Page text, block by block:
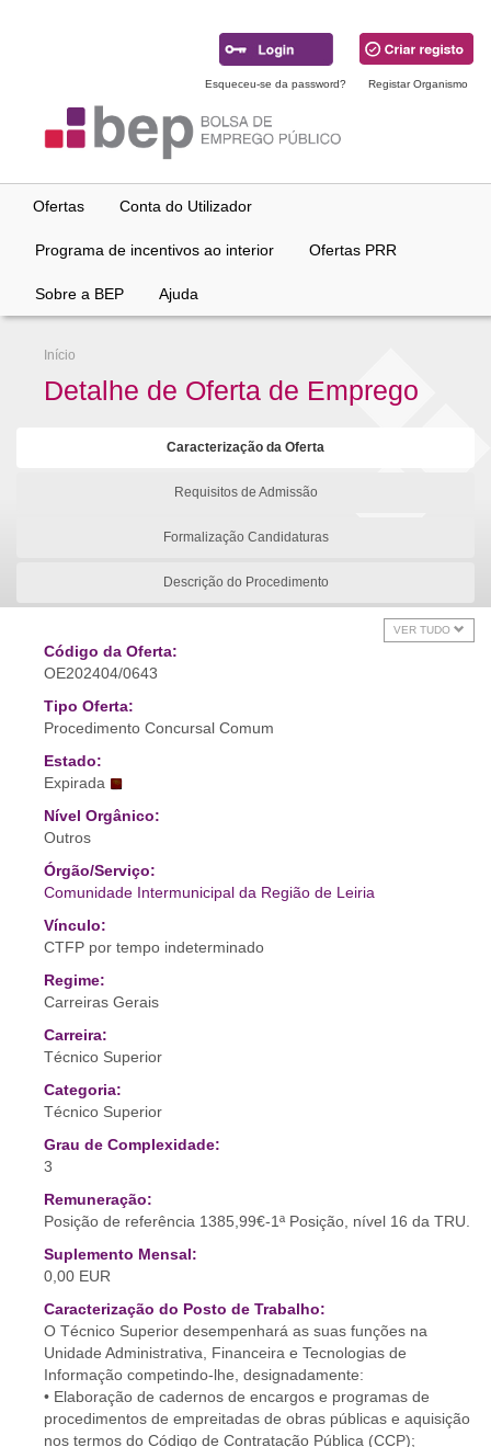
Esqueceu-se da password? Registar Organismo
Ofertas Conta do Utilizador
Programa de incentivos ao interior Ofertas PRR
Sobre a BEP Ajuda
Início
Detalhe de Oferta de Emprego
Caracterização da Oferta
Requisitos de Admissão
Formalização Candidaturas
Descrição do Procedimento
VER TUDO
Código da Oferta:
OE202404/0643
Tipo Oferta:
Procedimento Concursal Comum
Estado:
Expirada
Nível Orgânico:
Outros
Órgão/Serviço:
Comunidade Intermunicipal da Região de Leiria
Vínculo:
CTFP por tempo indeterminado
Regime:
Carreiras Gerais
Carreira:
Técnico Superior
Categoria:
Técnico Superior
Grau de Complexidade:
3
Remuneração:
Posição de referência 1385,99€-1ª Posição, nível 16 da TRU.
Suplemento Mensal:
0,00 EUR
Caracterização do Posto de Trabalho:
O Técnico Superior desempenhará as suas funções na
Unidade Administrativa, Financeira e Tecnologias de
Informação competindo-lhe, designadamente:
• Elaboração de cadernos de encargos e programas de
procedimentos de empreitadas de obras públicas e aquisição
nos termos do Código de Contratação Pública (CCP);